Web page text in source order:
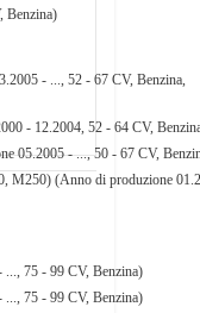
Benzina)
- ..., 52 - 67 CV, Benzina,
- 12.2004, 52 - 64 CV,
05.2005 - ..., 50 - 67 CV,
M250) (Anno di produzione
75 - 99 CV, Benzina)
75 - 99 CV, Benzina)